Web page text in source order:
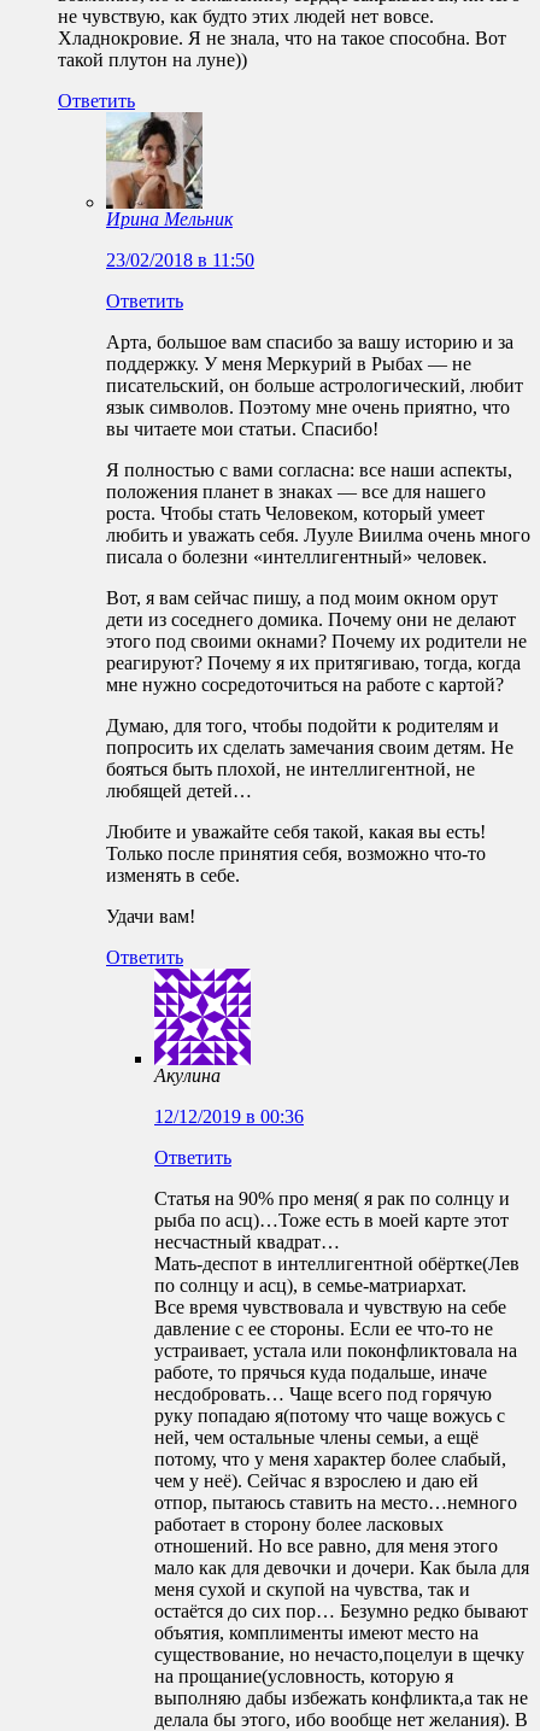
не чувствую, как будто этих людей нет вовсе.
Хладнокровие. Я не знала, что на такое способна. Вот
такой плутон на луне))
Ответить
Ирина Мельник
23/02/2018 в 11:50
Ответить
Арта, большое вам спасибо за вашу историю и за
поддержку. У меня Меркурий в Рыбах — не
писательский, он больше астрологический, любит
язык символов. Поэтому мне очень приятно, что
вы читаете мои статьи. Спасибо!
Я полностью с вами согласна: все наши аспекты,
положения планет в знаках — все для нашего
роста. Чтобы стать Человеком, который умеет
любить и уважать себя. Лууле Виилма очень много
писала о болезни «интеллигентный» человек.
Вот, я вам сейчас пишу, а под моим окном орут
дети из соседнего домика. Почему они не делают
этого под своими окнами? Почему их родители не
реагируют? Почему я их притягиваю, тогда, когда
мне нужно сосредоточиться на работе с картой?
Думаю, для того, чтобы подойти к родителям и
попросить их сделать замечания своим детям. Не
бояться быть плохой, не интеллигентной, не
любящей детей…
Любите и уважайте себя такой, какая вы есть!
Только после принятия себя, возможно что-то
изменять в себе.
Удачи вам!
Ответить
Акулина
12/12/2019 в 00:36
Ответить
Статья на 90% про меня( я рак по солнцу и
рыба по асц)…Тоже есть в моей карте этот
несчастный квадрат…
Мать-деспот в интеллигентной обёртке(Лев
по солнцу и асц), в семье-матриархат.
Все время чувствовала и чувствую на себе
давление с ее стороны. Если ее что-то не
устраивает, устала или поконфликтовала на
работе, то прячься куда подальше, иначе
несдобровать… Чаще всего под горячую
руку попадаю я(потому что чаще вожусь с
ней, чем остальные члены семьи, а ещё
потому, что у меня характер более слабый,
чем у неё). Сейчас я взрослею и даю ей
отпор, пытаюсь ставить на место…немного
работает в сторону более ласковых
отношений. Но все равно, для меня этого
мало как для девочки и дочери. Как была для
меня сухой и скупой на чувства, так и
остаётся до сих пор… Безумно редко бывают
объятия, комплименты имеют место на
существование, но нечасто,поцелуи в щечку
на прощание(условность, которую я
выполняю дабы избежать конфликта,а так не
делала бы этого, ибо вообще нет желания). В